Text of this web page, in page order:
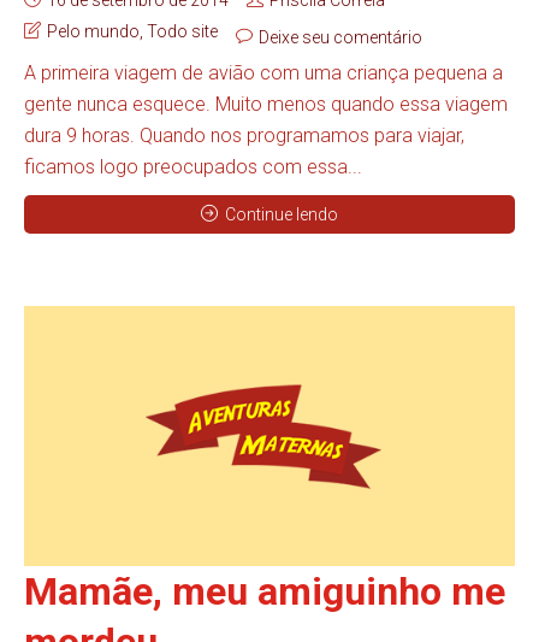
Pelo mundo, Todo site Deixe seu comentário
A primeira viagem de avião com uma criança pequena a
gente nunca esquece. Muito menos quando essa viagem
dura 9 horas. Quando nos programamos para viajar,
ficamos logo preocupados com essa...
Continue lendo
Mamãe, meu amiguinho me